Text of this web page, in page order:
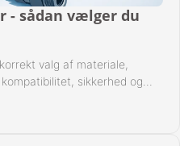
- sådan vælger du
valg af materiale,
sikkerhed og